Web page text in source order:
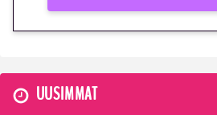
UUSIMMAT